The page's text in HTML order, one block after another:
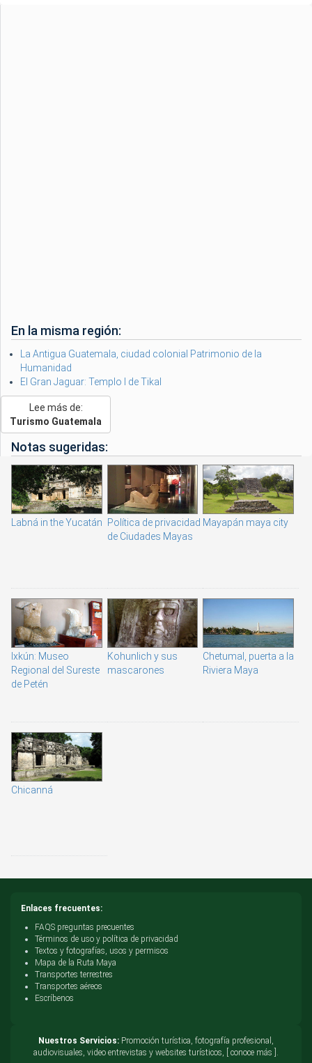
En la misma región:
La Antigua Guatemala, ciudad colonial Patrimonio de la
Humanidad
El Gran Jaguar: Templo I de Tikal
Lee más de:
Turismo Guatemala
Notas sugeridas:
Labná in the Yucatán
Política de privacidad
de Ciudades Mayas
Mayapán maya city
Ixkún: Museo
Regional del Sureste
de Petén
Kohunlich y sus
mascarones
Chetumal, puerta a la
Riviera Maya
Chicanná
Enlaces frecuentes:
FAQS preguntas precuentes
Términos de uso y política de privacidad
Textos y fotografías, usos y permisos
Mapa de la Ruta Maya
Transportes terrestres
Transportes aéreos
Escríbenos
Nuestros Servicios: Promoción turística, fotografía profesional,
audiovisuales, video entrevistas y websites turísticos, [ conoce más ].